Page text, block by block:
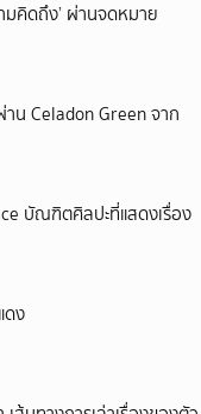
มคิดถึง’ ผ่านจดหมาย
าน Celadon Green จาก
บัณฑิตศิลปะที่แสดงเรื่อง
ดง